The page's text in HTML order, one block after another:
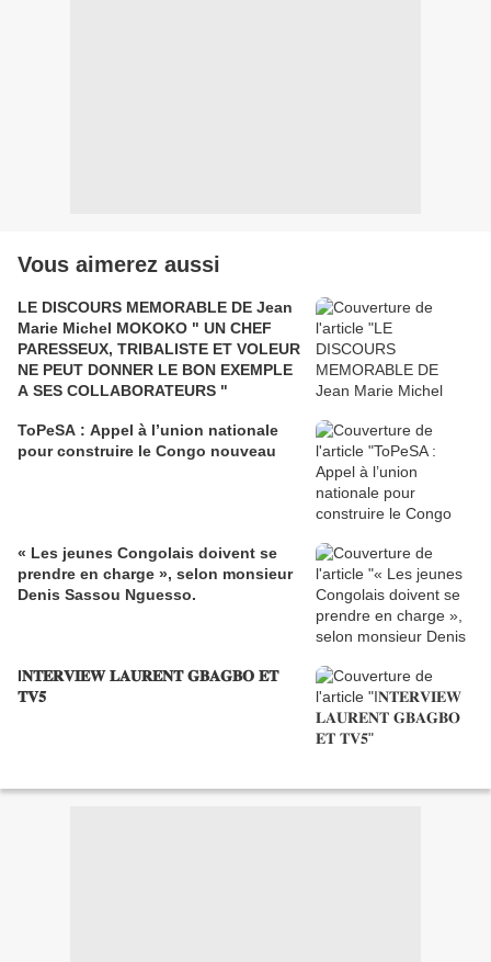
Vous aimerez aussi
LE DISCOURS MEMORABLE DE Jean
Marie Michel MOKOKO " UN CHEF
PARESSEUX, TRIBALISTE ET VOLEUR
NE PEUT DONNER LE BON EXEMPLE
A SES COLLABORATEURS "
ToPeSA : Appel à l’union nationale
pour construire le Congo nouveau
« Les jeunes Congolais doivent se
prendre en charge », selon monsieur
Denis Sassou Nguesso.
I𝐍𝐓𝐄𝐑𝐕𝐈𝐄𝐖 𝐋𝐀𝐔𝐑𝐄𝐍𝐓 𝐆𝐁𝐀𝐆𝐁𝐎 𝐄𝐓
𝐓𝐕𝟓